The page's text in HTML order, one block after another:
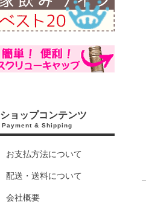
ショップコンテンツ
Payment & Shipping
お支払方法について
配送・送料について
会社概要